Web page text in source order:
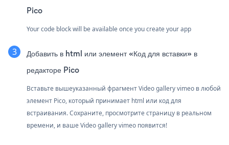
Pico
Your code block will be available once you create your app
Добавить в html или элемент «Код для вставки» в
редакторе Pico
Вставьте вышеуказанный фрагмент Video gallery vimeo в любой
элемент Pico, который принимает html или код для
встраивания. Сохраните, просмотрите страницу в реальном
времени, и ваше Video gallery vimeo появится!